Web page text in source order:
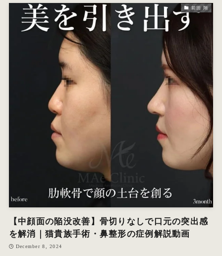
前田 翔
【中顔面の陥没改善】骨切りなしで口元の突出感
を解消｜猫貴族手術・鼻整形の症例解説動画
December 8, 2024